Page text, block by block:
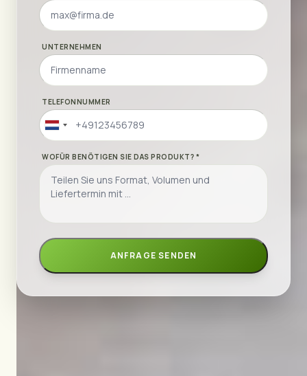
UNTERNEHMEN
TELEFONNUMMER
Netherlands
+31
WOFÜR BENÖTIGEN SIE DAS PRODUKT? *
ANFRAGE SENDEN